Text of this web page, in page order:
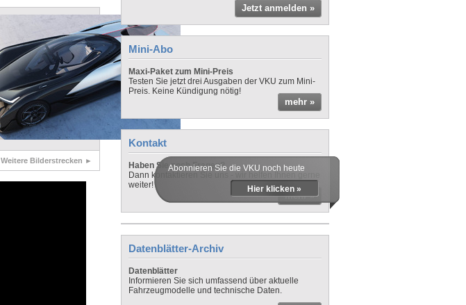
Weitere Bilderstrecken ►
Jetzt anmelden »
Mini-Abo
Maxi-Paket zum Mini-Preis
Testen Sie jetzt drei Ausgaben der VKU zum Mini-
Preis. Keine Kündigung nötig!
mehr »
Kontakt
Haben Sie noch Fragen?
Dann kontaktieren Sie uns - wir helfen Ihnen gerne
weiter!
mehr »
Abonnieren Sie die VKU noch heute
Hier klicken »
Datenblätter-Archiv
Datenblätter
Informieren Sie sich umfassend über aktuelle
Fahrzeugmodelle und technische Daten.